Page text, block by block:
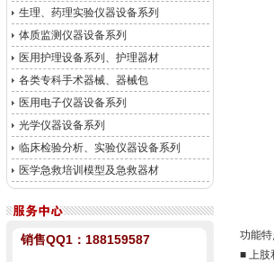
生理、药理实验仪器设备系列
体质监测仪器设备系列
医用护理设备系列、护理器材
各类专科手术器械、器械包
医用电子仪器设备系列
光学仪器设备系列
临床检验分析、实验仪器设备系列
医学急救培训模型及急救器材
销售QQ1： 188159587
功能特
■ 上肢